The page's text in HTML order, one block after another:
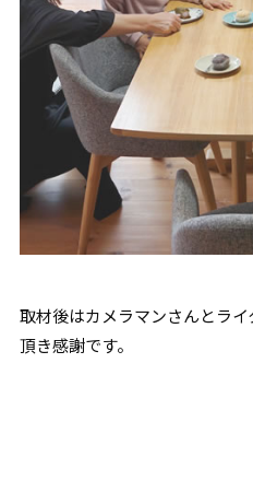
取材後はカメラマンさんとラ
頂き感謝です。